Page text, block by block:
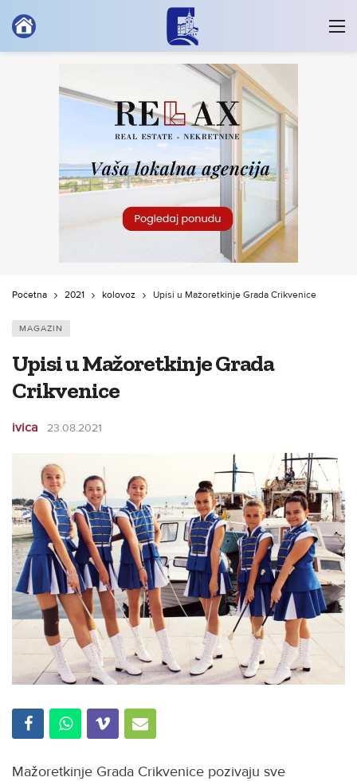
Početna 2021 kolovoz Upisi u Mažoretkinje Grada Crikvenice
MAGAZIN
Upisi u Mažoretkinje Grada
Crikvenice
ivica 23.08.2021
Mažoretkinje Grada Crikvenice pozivaju sve